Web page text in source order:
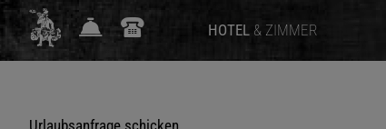
HOTEL & ZIMMER
Urlaubsanfrage schicken